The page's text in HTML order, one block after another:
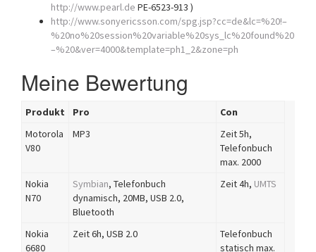
http://www.pearl.de PE-6523-913 )
http://www.sonyericsson.com/spg.jsp?cc=de&lc=%20!–
%20no%20session%20variable%20sys_lc%20found%20
–%20&ver=4000&template=ph1_2&zone=ph
Meine Bewertung
Produkt Pro
Con
Motorola
V80
MP3
Zeit 5h,
Telefonbuch
max. 2000
Nokia
N70
Symbian, Telefonbuch
dynamisch, 20MB, USB 2.0,
Bluetooth
Zeit 4h, UMTS
Nokia
6680
Zeit 6h, USB 2.0
Telefonbuch
statisch max.